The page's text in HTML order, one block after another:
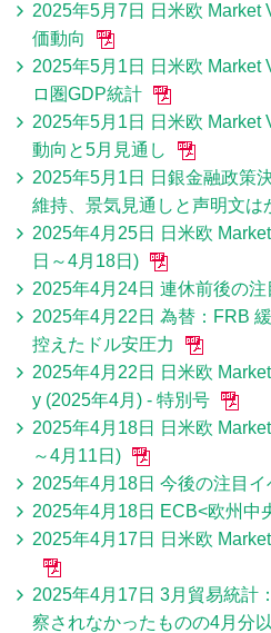
2025年5月7日 日米欧 Market
価動向
2025年5月1日 日米欧 Market
ロ圏GDP統計
2025年5月1日 日米欧 Market
動向と5月見通し
2025年5月1日 日銀金融政策
維持、景気見通しと声明文は
2025年4月25日 日米欧
日～4月18日)
2025年4月24日 連休前後の注
2025年4月22日 為替：FRB
控えたドル安圧力
2025年4月22日 日米欧
y (2025年4月) - 特別号
2025年4月18日 日米欧
～4月11日)
2025年4月18日 今後の注目イ
2025年4月18日 ECB<欧州中
2025年4月17日 日米欧
2025年4月17日 3月貿易統計
察されなかったものの4月分